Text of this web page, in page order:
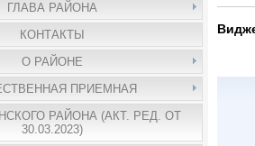
ГЛАВА РАЙОНА
КОНТАКТЫ
О РАЙОНЕ
ПРИЕМНАЯ
РАЙОНА (АКТ. РЕД. ОТ
30.03.2023)